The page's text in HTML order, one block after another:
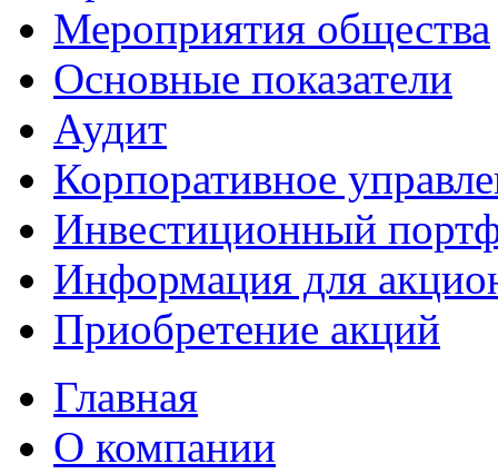
Мероприятия общества
Основные показатели
Аудит
Корпоративное
Инвестиционный
Информация для
Приобретение акций
Главная
О компании